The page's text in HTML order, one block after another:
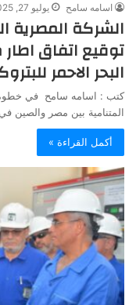
اسامه سامح يوليو 27, 2025
الشركة المصرية
البحر الاحمر
كتب : اسامه سامح في خطوة
المتنامية بين مصر والصين
أكمل القراءة »